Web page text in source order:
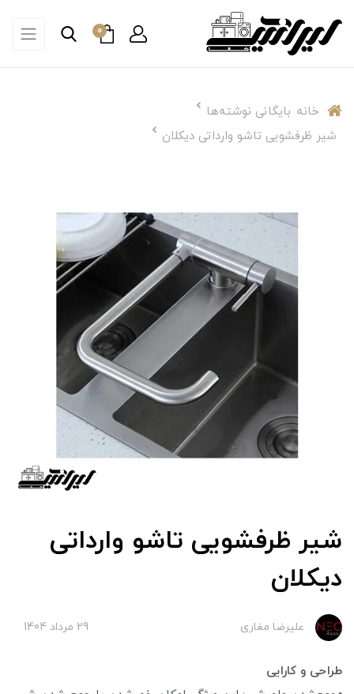
0
خانه بایگانی نوشته‌ها
شیر ظرفشویی تاشو وارداتی دیکلان
شیر ظرفشویی تاشو وارداتی
دیکلان
علیرضا مغاری 29 مرداد 1404
طراحی و کارایی